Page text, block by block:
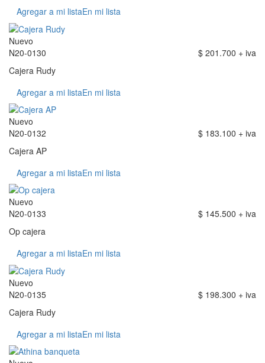
Agregar a mi listaEn mi lista
Nuevo
N20-0130
$ 201.700 + iva
Cajera Rudy
Agregar a mi listaEn mi lista
Nuevo
N20-0132
$ 183.100 + iva
Cajera AP
Agregar a mi listaEn mi lista
Nuevo
N20-0133
$ 145.500 + iva
Op cajera
Agregar a mi listaEn mi lista
Nuevo
N20-0135
$ 198.300 + iva
Cajera Rudy
Agregar a mi listaEn mi lista